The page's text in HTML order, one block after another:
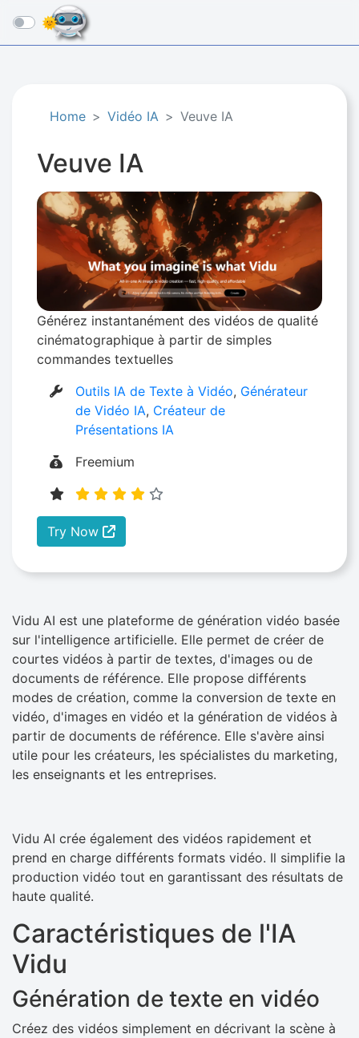
☰
Home Vidéo IA Veuve IA
Veuve IA
Générez instantanément des vidéos de qualité
cinématographique à partir de simples
commandes textuelles
Outils IA de Texte à Vidéo, Générateur
de Vidéo IA, Créateur de
Présentations IA
Freemium
Try Now
Vidu AI est une plateforme de génération vidéo basée
sur l'intelligence artificielle. Elle permet de créer de
courtes vidéos à partir de textes, d'images ou de
documents de référence. Elle propose différents
modes de création, comme la conversion de texte en
vidéo, d'images en vidéo et la génération de vidéos à
partir de documents de référence. Elle s'avère ainsi
utile pour les créateurs, les spécialistes du marketing,
les enseignants et les entreprises.
Vidu AI crée également des vidéos rapidement et
prend en charge différents formats vidéo. Il simplifie la
production vidéo tout en garantissant des résultats de
haute qualité.
Caractéristiques de l'IA
Vidu
Génération de texte en vidéo
Créez des vidéos simplement en décrivant la scène à